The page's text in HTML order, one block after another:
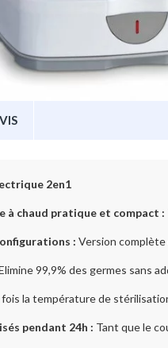
2en1
chaud pratique et compact :
: Version
99,9% des germes sans
fois la température de
pendant 24h : Tant que le